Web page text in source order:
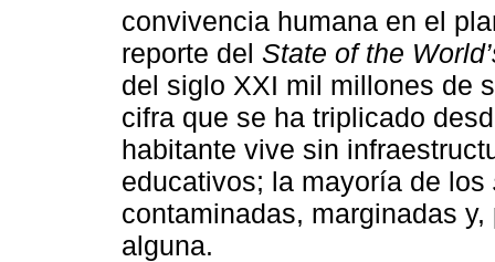
convivencia humana en el
reporte del State of the
del siglo XXI mil millones de
cifra que se ha triplicado
habitante vive sin
educativos; la mayoría de los
contaminadas, marginadas
alguna.